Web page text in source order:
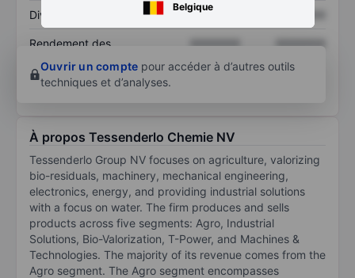
Belgique
Dividende par action XXXXXXX
Rendement des
XXXXXXX
XXXXXXX
Ouvrir un compte pour accéder à d’autres outils
techniques et d’analyses.
À propos Tessenderlo Chemie NV
Tessenderlo Group NV focuses on agriculture, valorizing
bio-residuals, machinery, mechanical engineering,
electronics, energy, and providing industrial solutions
with a focus on water. The firm produces and sells
products across five segments: Agro, Industrial
Solutions, Bio-Valorization, T-Power, and Machines &
Technologies. The majority of its revenue comes from the
Agro segment. The Agro segment encompasses